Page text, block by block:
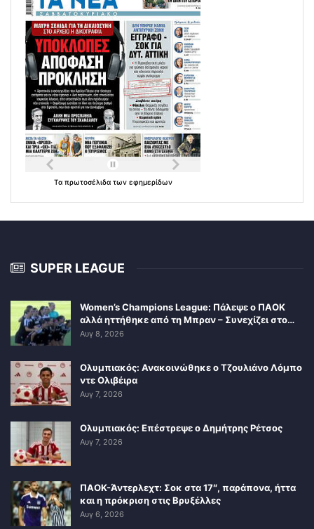
Τα πρωτοσέλιδα των εφημερίδων
SUPER LEAGUE
Women’s Champions League: Πάλεψε ο ΠΑΟΚ
αλλά ηττήθηκε από τη Μπραν – Συνεχίζει στο…
Αυγ 8, 2026
Ολυμπιακός: Ανακοινώθηκε ο Τζουλιάνο Λόμπο
ντε Ολιβέιρα
Αυγ 7, 2026
Ολυμπιακός: Επέστρεψε ο Δημήτρης Ρέτσος
Αυγ 7, 2026
ΠΑΟΚ-Άντερλεχτ: Σοκ στα 17″, παράπονα, ήττα
και η πρόκριση στις Βρυξέλλες
Αυγ 6, 2026